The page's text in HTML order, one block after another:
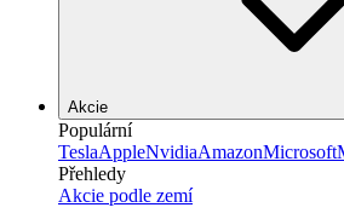
Akcie
Populární
TeslaAppleNvidiaAmazonMicrosoft
Přehledy
Akcie podle zemí